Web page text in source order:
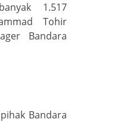
1.517
Tohir
Bandara
Bandara